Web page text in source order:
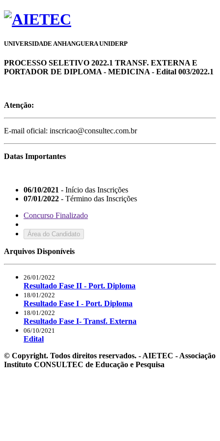
UNIVERSIDADE ANHANGUERA UNIDERP
PROCESSO SELETIVO 2022.1 TRANSF. EXTERNA E
PORTADOR DE DIPLOMA - MEDICINA - Edital 003/2022.1
Atenção:
E-mail oficial: inscricao@consultec.com.br
Datas Importantes
06/10/2021 - Início das Inscrições
07/01/2022 - Término das Inscrições
Concurso Finalizado
Área do Candidato
Arquivos Disponíveis
26/01/2022
Resultado Fase II - Port. Diploma
18/01/2022
Resultado Fase I - Port. Diploma
18/01/2022
Resultado Fase I- Transf. Externa
06/10/2021
Edital
© Copyright. Todos direitos reservados. - AIETEC - Associação
Instituto CONSULTEC de Educação e Pesquisa